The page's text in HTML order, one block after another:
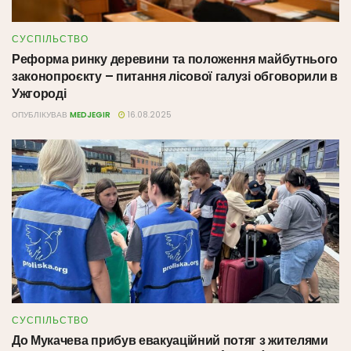
СУСПІЛЬСТВО
Реформа ринку деревини та положення майбутнього
законопроєкту – питання лісової галузі обговорили в
Ужгороді
ОПУБЛІКУВАВ MEDJEGIR 16.08.2025
СУСПІЛЬСТВО
До Мукачева прибув евакуаційний потяг з жителями